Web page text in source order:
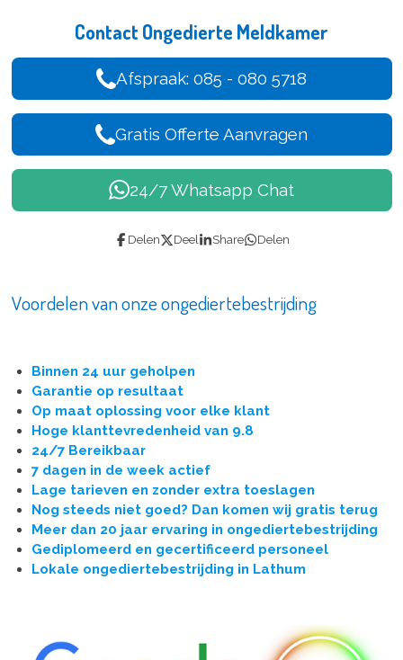
Contact Ongedierte Meldkamer
Afspraak: 085 - 080 5718
Gratis Offerte Aanvragen
24/7 Whatsapp Chat
Delen Deel Share Delen
Voordelen van onze ongediertebestrijding
Binnen 24 uur geholpen
Garantie op resultaat
Op maat oplossing voor elke klant
Hoge klanttevredenheid van 9.8
24/7 Bereikbaar
7 dagen in de week actief
Lage tarieven en zonder extra toeslagen
Nog steeds niet goed? Dan komen wij gratis terug
Meer dan 20 jaar ervaring in ongediertebestrijding
Gediplomeerd en gecertificeerd personeel
Lokale ongediertebestrijding in Lathum